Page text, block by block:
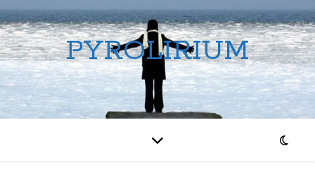
PYROLIRIUM